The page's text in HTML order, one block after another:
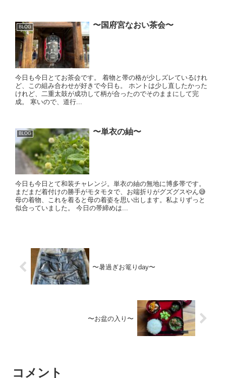
BLOG 〜国府宮なおい茶会〜
今日も今日とてお茶会です。 着物と帯の格が少しズレているけれ
ど、この組み合わせが好きで今日も。 ホントは少し直したかった
けれど、二重太鼓が成功して柄が合ったのでそのままにして完
成。 寒いので、道行...
BLOG 〜単衣の紬〜
今日も今日とて和装チャレンジ。単衣の紬の無地に博多帯です。
まだまだ着付けの勝手がモタモタで、お端折りがグズグスやん😅
母の着物、これを着ると母の着姿を思い出します。私よりずっと
似合っていました。 今日の帯締めは...
〜暑過ぎお篭りday〜
〜お盆の入り〜
コメント